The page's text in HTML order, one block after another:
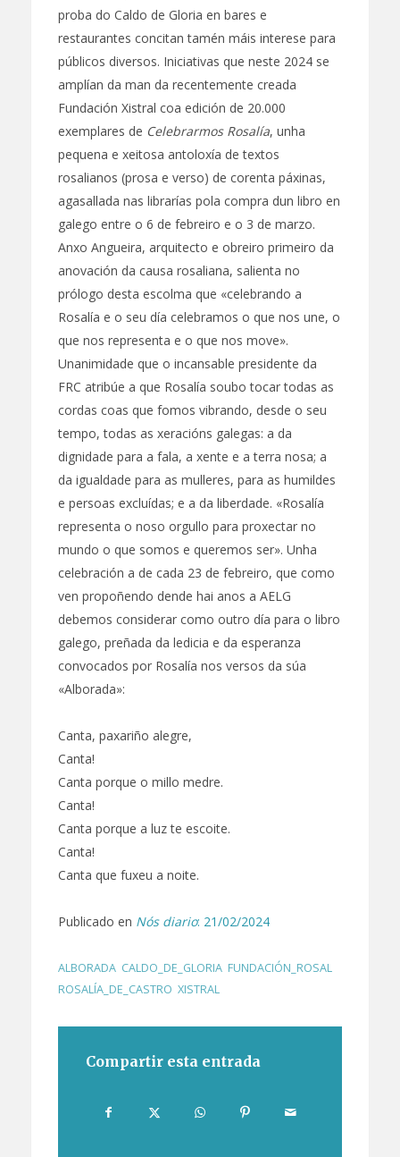
proba do Caldo de Gloria en bares e
restaurantes concitan tamén máis interese para
públicos diversos. Iniciativas que neste 2024 se
amplían da man da recentemente creada
Fundación Xistral coa edición de 20.000
exemplares de Celebrarmos Rosalía, unha
pequena e xeitosa antoloxía de textos
rosalianos (prosa e verso) de corenta páxinas,
agasallada nas librarías pola compra dun libro en
galego entre o 6 de febreiro e o 3 de marzo.
Anxo Angueira, arquitecto e obreiro primeiro da
anovación da causa rosaliana, salienta no
prólogo desta escolma que «celebrando a
Rosalía e o seu día celebramos o que nos une, o
que nos representa e o que nos move».
Unanimidade que o incansable presidente da
FRC atribúe a que Rosalía soubo tocar todas as
cordas coas que fomos vibrando, desde o seu
tempo, todas as xeracións galegas: a da
dignidade para a fala, a xente e a terra nosa; a
da igualdade para as mulleres, para as humildes
e persoas excluídas; e a da liberdade. «Rosalía
representa o noso orgullo para proxectar no
mundo o que somos e queremos ser». Unha
celebración a de cada 23 de febreiro, que como
ven propoñendo dende hai anos a AELG
debemos considerar como outro día para o libro
galego, preñada da ledicia e da esperanza
convocados por Rosalía nos versos da súa
«Alborada»:
Canta, paxariño alegre,
Canta!
Canta porque o millo medre.
Canta!
Canta porque a luz te escoite.
Canta!
Canta que fuxeu a noite.
Publicado en Nós diario: 21/02/2024
ALBORADA, CALDO_DE_GLORIA, FUNDACIÓN_ROSAL,
ROSALÍA_DE_CASTRO XISTRAL
Compartir esta entrada